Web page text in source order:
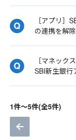
［アプリ］
の連携を解
［マネック
SBI新生銀行
1件～5件(全5件)